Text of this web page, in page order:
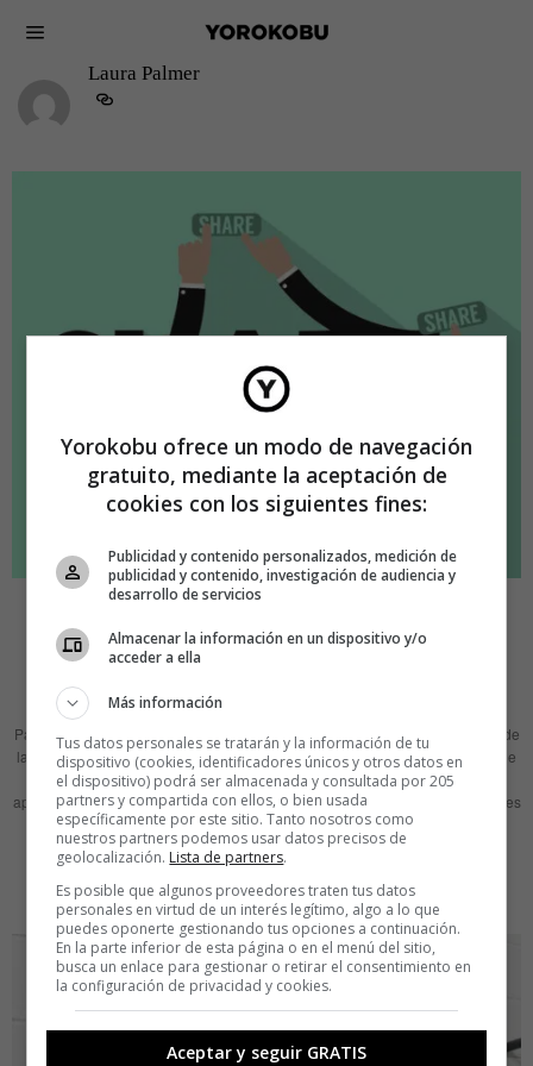
Laura Palmer
BRANDED CONTENT
¿Qué pasaría si Hobbes estuviera
equivocado?
El binomio comercio colaborativo caerá en desgracia en unos meses.
Palabras como alternativo, autoempleo, sostenible, etc, ya acusan el efecto de
la quemazón que produce ser expuestas día sí día también en los titulares de
los medios de comunicación Así que aprovechemos el gap. Perdón,
aprovechemos la ventana de oportunidad. Uf, hay que admitir que a veces tres
letras dicen
LEER MÁS
Yorokobu ofrece un modo de navegación
gratuito, mediante la aceptación de
cookies con los siguientes fines:
Publicidad y contenido personalizados, medición de
publicidad y contenido, investigación de audiencia y
desarrollo de servicios
Almacenar la información en un dispositivo y/o
acceder a ella
Más información
Tus datos personales se tratarán y la información de tu
dispositivo (cookies, identificadores únicos y otros datos en
el dispositivo) podrá ser almacenada y consultada por 205
partners y compartida con ellos, o bien usada
específicamente por este sitio. Tanto nosotros como
nuestros partners podemos usar datos precisos de
geolocalización. Lista de partners.
Es posible que algunos proveedores traten tus datos
personales en virtud de un interés legítimo, algo a lo que
puedes oponerte gestionando tus opciones a continuación.
En la parte inferior de esta página o en el menú del sitio,
busca un enlace para gestionar o retirar el consentimiento en
la configuración de privacidad y cookies.
Aceptar y seguir GRATIS